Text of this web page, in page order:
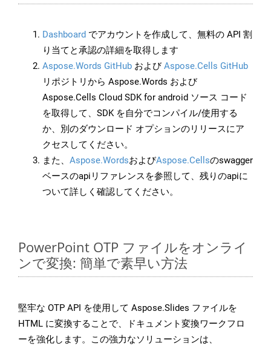
Dashboard でアカウントを作成して、無料の API 割
り当てと承認の詳細を取得します
Aspose.Words GitHub およびAspose.Cells GitHub
リポジトリから Aspose.Words および
Aspose.Cells Cloud SDK for android ソース コード
を取得して、SDK を自分でコンパイル/使用する
か、別のダウンロード オプションのリリースにア
クセスしてください。
また、 Aspose.WordsおよびAspose.Cellsのswagger
ベースのapiリファレンスを参照して、残りのapiに
ついて詳しく確認してください。
PowerPoint OTP ファイルをオンライ
ンで変換: 簡単で素早い方法
堅牢な OTP API を使用して Aspose.Slides ファイルを
HTML に変換することで、ドキュメント変換ワークフロ
ーを強化します。この強力なソリューションは、